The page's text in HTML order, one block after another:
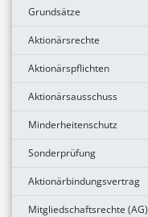
Grundsätze
Aktionärsrechte
Aktionärspflichten
Aktionärsausschuss
Minderheitenschutz
Sonderprüfung
Aktionärbindungsvertrag
Mitgliedschaftsrechte (AG)